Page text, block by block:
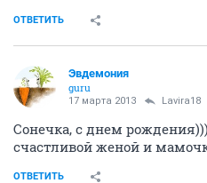
ОТВЕТИТЬ
Эвдемония
guru
17 марта 2013 Lavira18
Сонечка, с днем
счастливой женой и
ОТВЕТИТЬ